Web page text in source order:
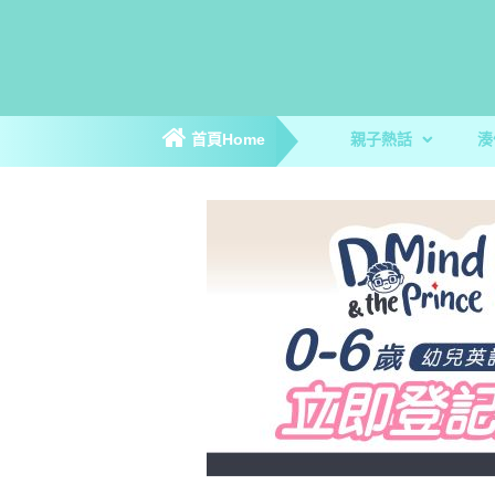
首頁Home 親子熱話
親子新聞
親子趣聞
爸媽專訪
著數優惠